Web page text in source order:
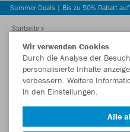
Summer Deals | Bis zu 50% Rabatt
Startseite
Wir verwenden Cookies
Durch die Analyse der
personalisierte Inhalte
verbessern. Weitere
in den Einstellungen.
Alle